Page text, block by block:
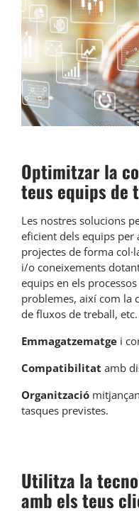
Optimitzar la
teus equips de
Les nostres solucions
eficient dels equips per
projectes de forma
i/o coneixements
equips en els
problemes, així com la
de fluxos de treball, etc.
Emmagatzematge i
Compatibilitat amb
Organització
tasques previstes.
Utilitza la
amb els teus